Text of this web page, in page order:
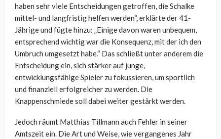
haben sehr viele Entscheidungen getroffen, die Schalke
mittel- und langfristig helfen werden“, erklärte der 41-
Jährige und fügte hinzu: „Einige davon waren unbequem,
entsprechend wichtig war die Konsequenz, mit der ich den
Umbruch umgesetzt habe.“ Das schließt unter anderem die
Entscheidung ein, sich stärker auf junge,
entwicklungsfähige Spieler zu fokussieren, um sportlich
und finanziell erfolgreicher zu werden. Die
Knappenschmiede soll dabei weiter gestärkt werden.
Jedoch räumt Matthias Tillmann auch Fehler in seiner
Amtszeit ein. Die Art und Weise, wie vergangenes Jahr